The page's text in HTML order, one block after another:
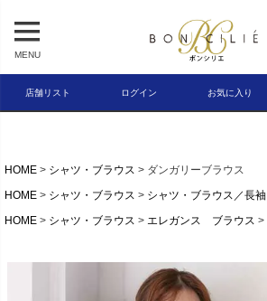
MENU
店舗リスト ログイン お気に入り
検索
HOME シャツ・ブラウス
ダンガリーブラウス
HOME
シャツ・ブラウス シャツ・ブラウス／長袖
HOME
シャツ・ブラウス エレガンス ブラウス